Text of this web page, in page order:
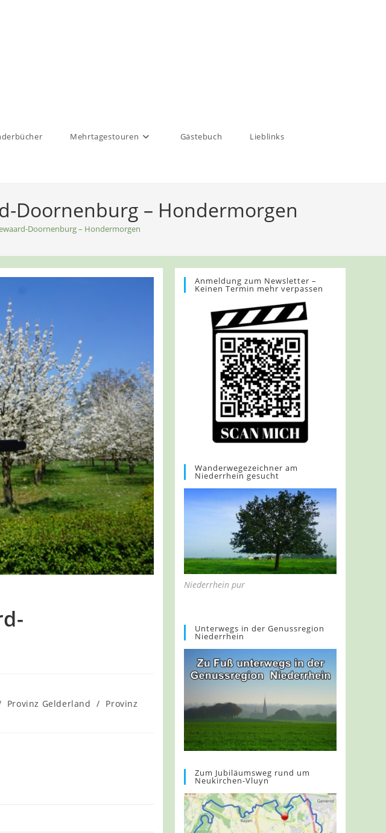
Mehrtagestouren Gästebuch Lieblinks
Doornenburg – Hondermorgen
Doornenburg – Hondermorgen
Provinz Gelderland / Provinz
Anmeldung zum Newsletter –
Keinen Termin mehr verpassen
Wanderwegezeichner am
Niederrhein gesucht
Niederrhein pur
Unterwegs in der Genussregion
Niederrhein
Zum Jubiläumsweg rund um
Neukirchen-Vluyn